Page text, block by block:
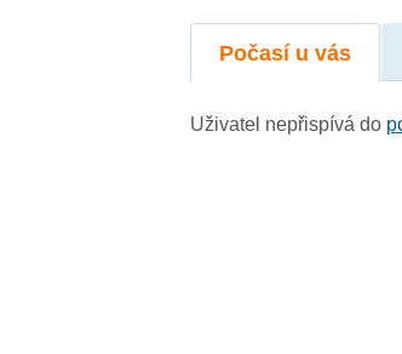
Počasí u vás
Uživatel nepřispívá do